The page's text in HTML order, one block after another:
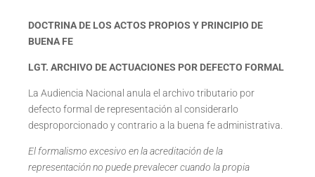
DOCTRINA DE LOS ACTOS PROPIOS Y PRINCIPIO DE
BUENA FE
LGT. ARCHIVO DE ACTUACIONES POR DEFECTO FORMAL
La Audiencia Nacional anula el archivo tributario por
defecto formal de representación al considerarlo
desproporcionado y contrario a la buena fe administrativa.
El formalismo excesivo en la acreditación de la
representación no puede prevalecer cuando la propia